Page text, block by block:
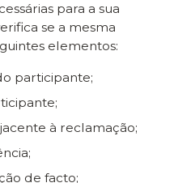
para a sua
se a mesma
elementos:
participante;
à reclamação;
de facto;